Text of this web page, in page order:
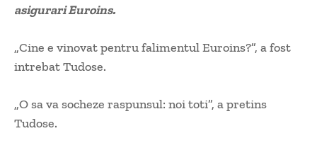
asigurari Euroins.
„Cine e vinovat pentru falimentul Euroins?”, a fost
intrebat Tudose.
„O sa va socheze raspunsul: noi toti”, a pretins
Tudose.